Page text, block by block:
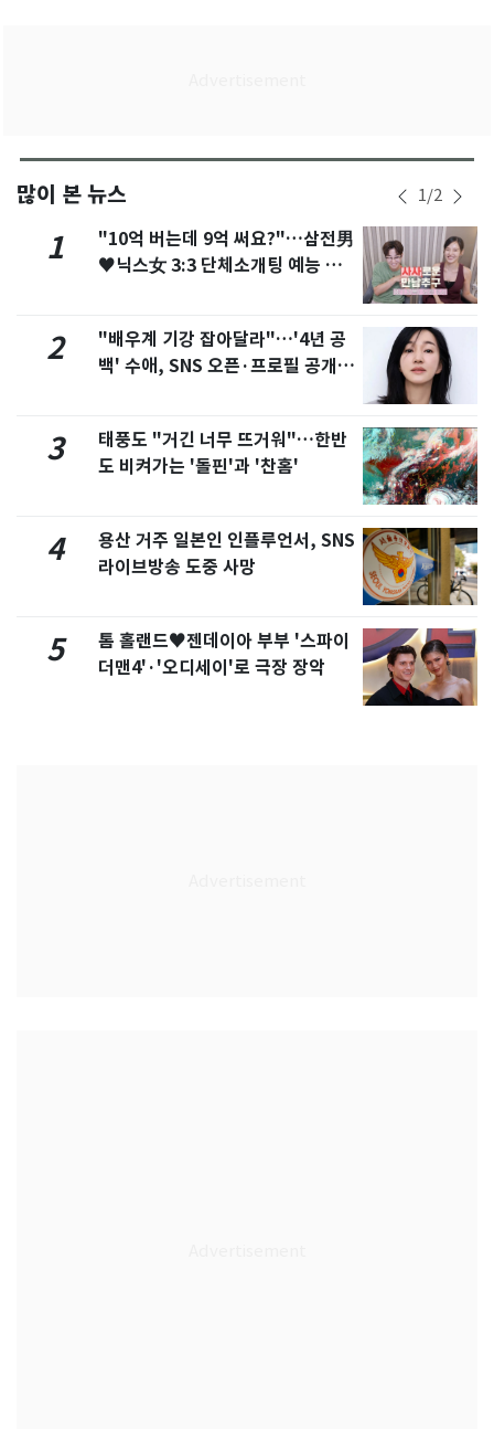
많이 본 뉴스 1/2
1
"10억 버는데 9억 써요?"…삼전男
♥닉스女 3:3 단체소개팅 예능 화
2
"배우계 기강 잡아달라"…'4년 공
백' 수애, SNS 오픈·프로필 공개
3
태풍도 "거긴 너무 뜨거워"…한반
도 비켜가는 '돌핀'과 '찬홈'
4
용산 거주 일본인 인플루언서, SNS
라이브방송 도중 사망
5
톰 홀랜드♥젠데이아 부부 '스파이
더맨4'·'오디세이'로 극장 장악